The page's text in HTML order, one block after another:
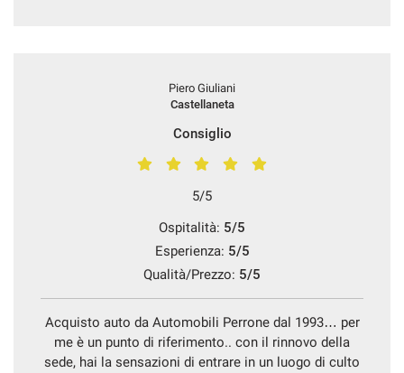
Piero Giuliani
Castellaneta
Consiglio
5/5
Ospitalità: 5/5
Esperienza: 5/5
Qualità/Prezzo: 5/5
Acquisto auto da Automobili Perrone dal 1993… per
me è un punto di riferimento.. con il rinnovo della
sede, hai la sensazioni di entrare in un luogo di culto